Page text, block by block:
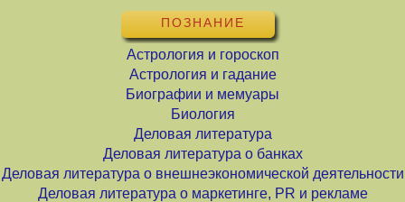
ПОЗНАНИЕ
Астрология и гороскоп
Астрология и гадание
Биографии и мемуары
Биология
Деловая литература
Деловая литература о банках
Деловая литература о внешнеэкономической деятельности
Деловая литература о маркетинге, PR и рекламе